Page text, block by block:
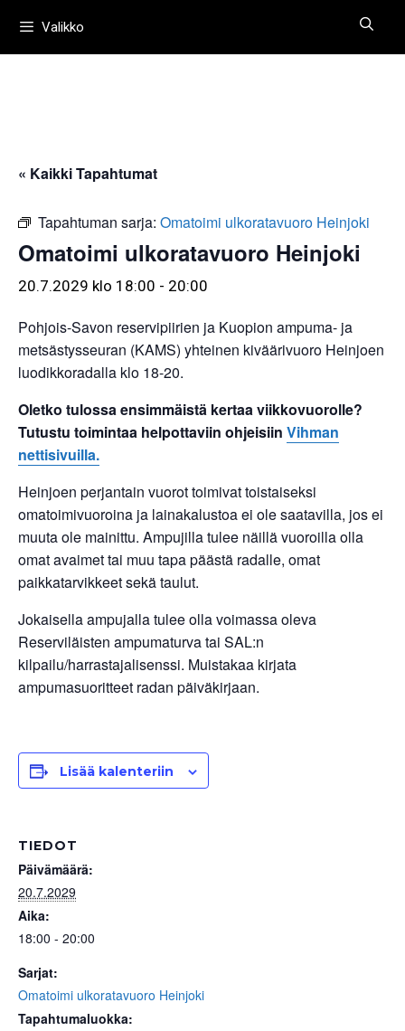
sisältöönValikko
« Kaikki Tapahtumat
Tapahtuman sarja: Omatoimi ulkoratavuoro Heinjoki
Omatoimi ulkoratavuoro Heinjoki
20.7.2029 klo 18:00 - 20:00
Pohjois-Savon reservipiirien ja Kuopion ampuma- ja
metsästysseuran (KAMS) yhteinen kiväärivuoro Heinjoen
luodikkoradalla klo 18-20.
Oletko tulossa ensimmäistä kertaa viikkovuorolle?
Tutustu toimintaa helpottaviin ohjeisiin Vihman
nettisivuilla.
Heinjoen perjantain vuorot toimivat toistaiseksi
omatoimivuoroina ja lainakalustoa ei ole saatavilla, jos ei
muuta ole mainittu. Ampujilla tulee näillä vuoroilla olla
omat avaimet tai muu tapa päästä radalle, omat
paikkatarvikkeet sekä taulut.
Jokaisella ampujalla tulee olla voimassa oleva
Reserviläisten ampumaturva tai SAL:n
kilpailu/harrastajalisenssi. Muistakaa kirjata
ampumasuoritteet radan päiväkirjaan.
Lisää kalenteriin
TIEDOT
Päivämäärä:
20.7.2029
Aika:
18:00 - 20:00
Sarjat:
Omatoimi ulkoratavuoro Heinjoki
Tapahtumaluokka: